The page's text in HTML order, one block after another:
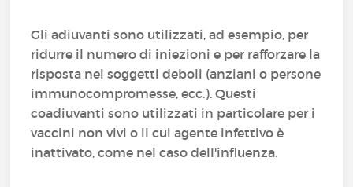
Gli adiuvanti sono utilizzati, ad esempio, per
ridurre il numero di iniezioni e per rafforzare la
risposta nei soggetti deboli (anziani o persone
immunocompromesse, ecc.). Questi
coadiuvanti sono utilizzati in particolare per i
vaccini non vivi o il cui agente infettivo è
inattivato, come nel caso dell'influenza.